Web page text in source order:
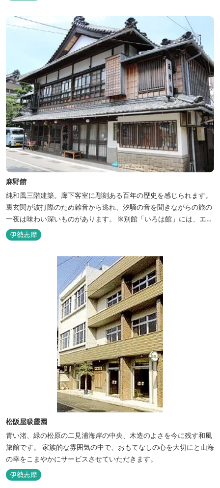
つのお風呂のうち、五つをご宿泊者様無料の貸切風呂としてご利用
が可能です。
麻野館
純和風三階建築。廊下客室に彫刻ある百年の歴史を感じられます。
裏玄関が波打際のため雑音から逃れ、汐騒の音を聞きながらの旅の
一夜は味わい深いものがあります。 ※別館「いろは館」には、エイ
リアンやプレデターのリアルな模型があり、初めて見た方はビック
リしますよ。
伊勢志摩
松阪屋吸霞園
青い渚、緑の松原の二見浦海岸の中央、木造のよさを今に残す和風
旅館です。 家族的な雰囲気の中で、おもてなしの心を大切にと山海
の幸をこまやかにサービスさせていただきます。
伊勢志摩